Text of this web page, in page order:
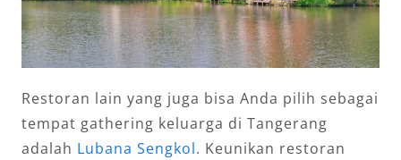
Restoran lain yang juga bisa Anda pilih sebagai
tempat gathering keluarga di Tangerang
adalah Lubana Sengkol. Keunikan restoran